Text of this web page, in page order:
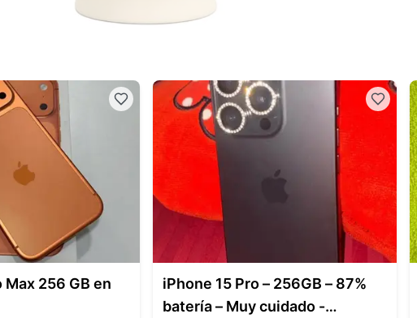
Max 256 GB en
iPhone 15 Pro – 256GB – 87%
batería – Muy cuidado -